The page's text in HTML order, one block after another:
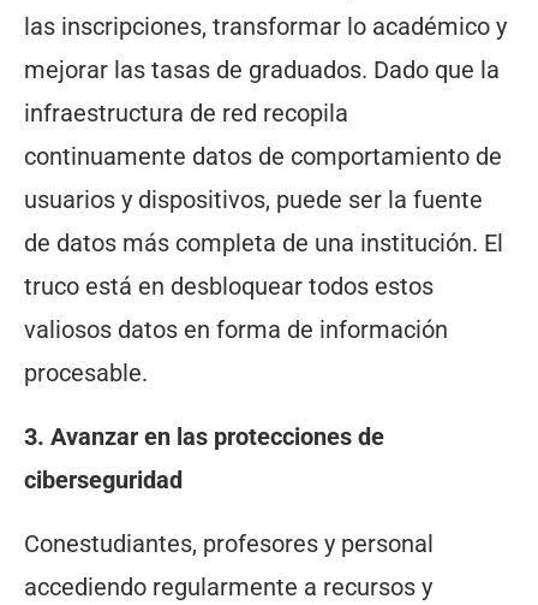
las inscripciones, transformar lo académico y
mejorar las tasas de graduados. Dado que la
infraestructura de red recopila
continuamente datos de comportamiento de
usuarios y dispositivos, puede ser la fuente
de datos más completa de una institución. El
truco está en desbloquear todos estos
valiosos datos en forma de información
procesable.
3. Avanzar en las protecciones de
ciberseguridad
Conestudiantes, profesores y personal
accediendo regularmente a recursos y